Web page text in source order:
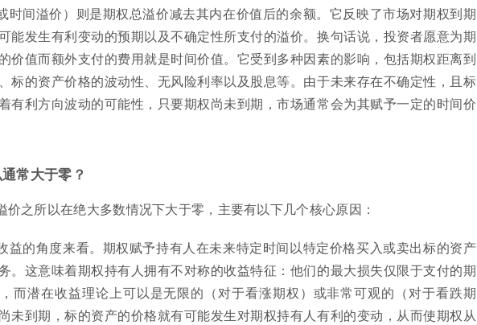
时间溢价）则是期权总溢价减去其内在价值后的余额。它反映了市场对期权到期
能发生有利变动的预期以及不确定性所支付的溢价。换句话说，投资者愿意为期
价值而额外支付的费用就是时间价值。它受到多种因素的影响，包括期权距离到
标的资产价格的波动性、无风险利率以及股息等。由于未来存在不确定性，且标
有利方向波动的可能性，只要期权尚未到期，市场通常会为其赋予一定的时间价
常大于零？
价之所以在绝大多数情况下大于零，主要有以下几个核心原因：
益的角度来看。期权赋予持有人在未来特定时间以特定价格买入或卖出标的资产
。这意味着期权持有人拥有不对称的收益特征：他们的最大损失仅限于支付的期
而潜在收益理论上可以是无限的（对于看涨期权）或非常可观的（对于看跌期
未到期，标的资产的价格就有可能发生对期权持有人有利的变动，从而使期权从